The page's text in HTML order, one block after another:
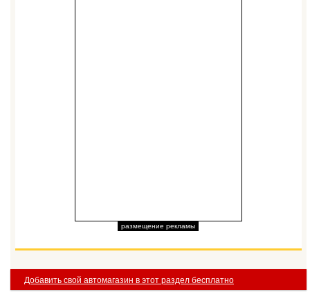
размещение рекламы
Добавить свой автомагазин в этот раздел бесплатно